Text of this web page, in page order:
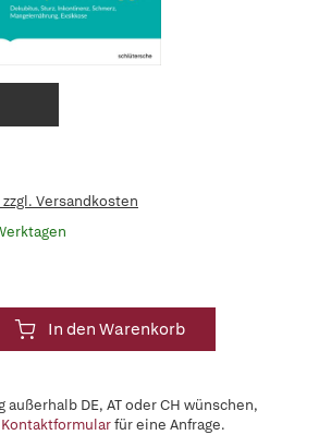
Versandkosten
In den Warenkorb
außerhalb DE, AT oder CH wünschen,
Kontaktformularfür eine Anfrage.